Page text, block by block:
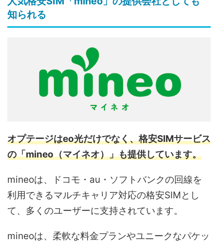
知られる
オプテージはeo光だけでなく、格安SIMサービス
の「mineo（マイネオ）」も提供しています。
mineoは、ドコモ・au・ソフトバンクの回線を
利用できるマルチキャリア対応の格安SIMとし
て、多くのユーザーに支持されています。
mineoは、柔軟な料金プランやユニークなパケッ